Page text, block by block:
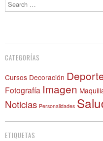
CATEGORÍAS
Cursos Decoración
Fotografía Imagen
Noticias Personalidades
ETIQUETAS